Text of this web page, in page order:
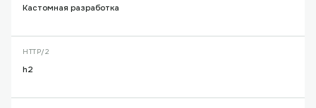
Кастомная разработка
HTTP/2
h2